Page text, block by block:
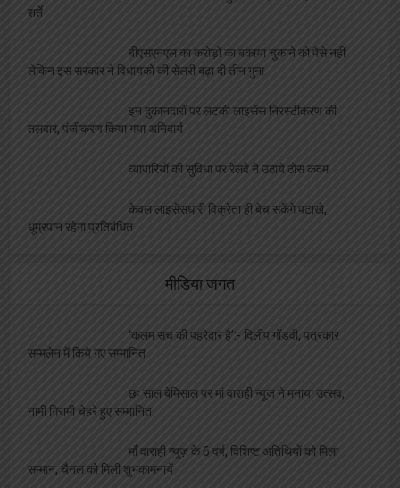
शर्ते
बीएसएनएल का करोड़ों का बकाया चुकाने को पैसे नहीं
लेकिन इस सरकार ने विधायकों की सेलरी बढ़ा दी तीन गुना
इन दुकानदारों पर लटकी लाइसेंस निरस्टीकरण की
तलवार, पंजीकरण किया गया अनिवार्य
व्यापारियों की सुविधा पर रेलवे ने उठाये ठोस कदम
केवल लाइसेंसधारी विक्रेता ही बेच सकेंगे पटाखे,
धूम्रपान रहेगा प्रतिबंधित
मीडिया जगत
‘कलम सच की पहरेदार है’:- दिलीप गोंडवी, पत्रकार
सम्मलेन में किये गए सम्मानित
छः साल बेमिसाल पर मां वाराही न्यूज ने मनाया उत्सव,
नामी गिरामी चेहरे हुए सम्मानित
माँ वाराही न्यूज़ के 6 वर्ष, विशिष्ट अतिथियों को मिला
सम्मान, चैनल को मिली शुभकामनायें